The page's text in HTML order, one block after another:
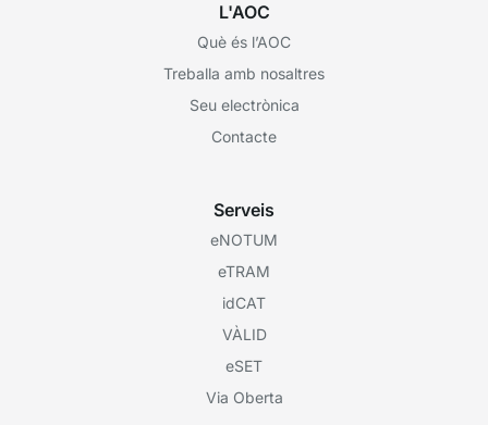
L'AOC
Què és l’AOC
Treballa amb nosaltres
Seu electrònica
Contacte
Serveis
eNOTUM
eTRAM
idCAT
VÀLID
eSET
Via Oberta